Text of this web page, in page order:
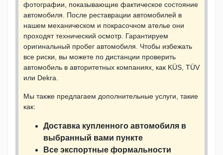
фотографии, показывающие фактическое состояние
автомобиля. После реставрации автомобилей в
нашем механическом и покрасочном ателье они
проходят технический осмотр. Гарантируем
оригинальный пробег автомобиля. Чтобы избежать
все риски, вы можете по дистанции проверить
автомобиль в авторитетных компаниях, как KÜS, TÜV
или Dekra.
Мы также предлагаем дополнительные услуги, такие
как:
Доставка купленного автомобиля в
выбранный вами пункте
Все экспортные формальности